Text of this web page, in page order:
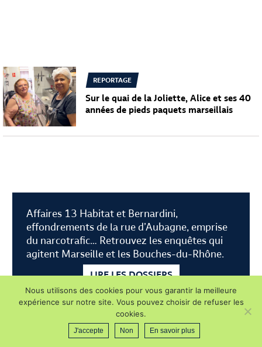
REPORTAGE
Sur le quai de la Joliette, Alice et ses 40
années de pieds paquets marseillais
Affaires 13 Habitat et Bernardini,
effondrements de la rue d’Aubagne, emprise
du narcotrafic… Retrouvez les enquêtes qui
agitent Marseille et les Bouches-du-Rhône.
LIRE LES DOSSIERS
RATTRAPAGE BREFS
Nous utilisons des cookies pour vous garantir la meilleure
expérience sur notre site. Vous pouvez choisir de refuser les
cookies.
J'accepte Non En savoir plus